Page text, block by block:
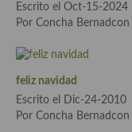
Cocina camboyana
Cocina Coreana
Cocina HIndú
Cocina China
Escrito el Oct-15-2024
Por Concha Bernadcon
feliz navidad
Escrito el Dic-24-2010
Por Concha Bernadcon